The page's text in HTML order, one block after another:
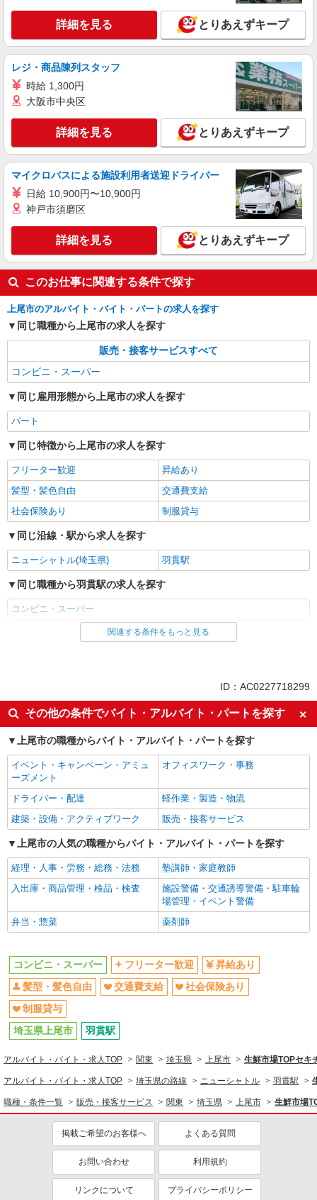
詳細を見る
パート
生鮮市場TOP 小敷谷店
スーパーマーケットでの精肉スタッフ
＜パート＞ 時給1252円〜／16時以降時給1352
円〜 ★土曜・日曜・祝日は時給100円ＵＰ！
埼玉県上尾市小敷谷字天久保605-1
キープ 詳細を見る
詳細を見る とりあえずキープ
レジ・商品陳列スタッフ
時給 1,300円
大阪市中央区
詳細を見る とりあえずキープ
マイクロバスによる施設利用者送迎ドライバー
日給 10,900円〜10,900円
神戸市須磨区
詳細を見る とりあえずキープ
このお仕事に関連する条件で探す
上尾市のアルバイト・バイト・パートの求人を探す
同じ職種から上尾市の求人を探す
販売・接客サービスすべて
コンビニ・スーパー
同じ雇用形態から上尾市の求人を探す
パート
同じ特徴から上尾市の求人を探す
フリーター歓迎
昇給あり
髪型・髪色自由
交通費支給
社会保険あり
制服貸与
同じ沿線・駅から求人を探す
ニューシャトル(埼玉県) 羽貫駅
同じ職種から羽貫駅の求人を探す
コンビニ・スーパー
同じ雇用形態から羽貫駅の求人を探す
フリーター歓迎
昇給あり
髪型・髪色自由
交通費支給
社会保険あり
制服貸与
同じ職種から求人を探す
販売・接客サービス
コンビニ・スーパー
同じ特徴から求人を探す
交通費支給 社会保険あり
関連する条件をもっと見る
ID：AC0227718299
その他の条件でバイト・アルバイト・パートを探す
上尾市の職種からバイト・アルバイト・パートを探す
イベント・キャンペーン・アミュ
ーズメント
オフィスワーク・事務
ドライバー・配達
軽作業・製造・物流
建築・設備・アクティブワーク
販売・接客サービス
上尾市の人気の職種からバイト・アルバイト・パートを探す
経理・人事・労務・総務・法務
塾講師・家庭教師
入出庫・商品管理・検品・検査
施設警備・交通誘導警備・駐車輪
場管理・イベント警備
弁当・惣菜
薬剤師
コンビニ・スーパー フリーター歓迎
昇給あり
髪型・髪色自由
交通費支給
社会保険あり
制服貸与
埼玉県上尾市
羽貫駅
アルバイト・バイト・求人TOP 関東 埼玉県 上尾市 生鮮市場TOPセキ
アルバイト・バイト・求人TOP 埼玉県の路線 ニューシャトル 羽貫駅
職種・条件一覧 販売・接客サービス 関東 埼玉県 上尾市 生鮮市場
掲載ご希望のお客様へ よくある質問
お問い合わせ 利用規約
リンクについて プライバシーポリシー